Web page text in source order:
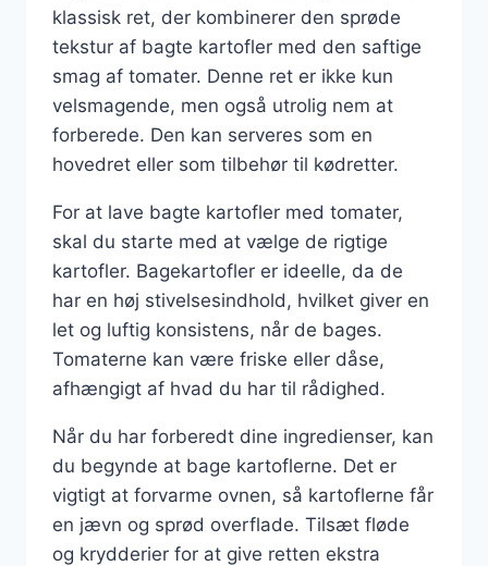
klassisk ret, der kombinerer den sprøde
tekstur af bagte kartofler med den saftige
smag af tomater. Denne ret er ikke kun
velsmagende, men også utrolig nem at
forberede. Den kan serveres som en
hovedret eller som tilbehør til kødretter.
For at lave bagte kartofler med tomater,
skal du starte med at vælge de rigtige
kartofler. Bagekartofler er ideelle, da de
har en høj stivelsesindhold, hvilket giver en
let og luftig konsistens, når de bages.
Tomaterne kan være friske eller dåse,
afhængigt af hvad du har til rådighed.
Når du har forberedt dine ingredienser, kan
du begynde at bage kartoflerne. Det er
vigtigt at forvarme ovnen, så kartoflerne får
en jævn og sprød overflade. Tilsæt fløde
og krydderier for at give retten ekstra